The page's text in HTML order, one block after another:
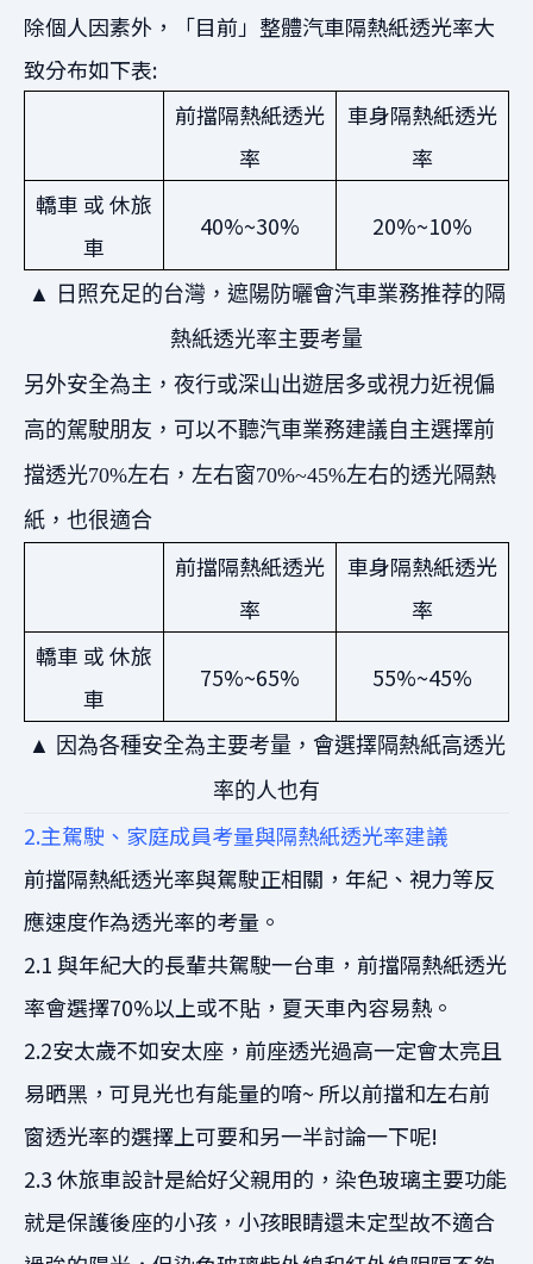
除個人因素外，「目前」整體汽車隔熱紙透光率大
致分布如下表:
前擋隔熱紙透光
率
車身隔熱紙透光
率
轎車 或 休旅
車
40%~30% 20%~10%
▲ 日照充足的台灣，遮陽防曬會汽車業務推荐的隔
熱紙透光率主要考量
另外安全為主，夜行或深山出遊居多或視力近視偏
高的駕駛朋友，可以不聽汽車業務建議自主選擇前
擋透光70%左右，左右窗70%~45%左右的透光隔熱
紙，也很適合
前擋隔熱紙透光
率
車身隔熱紙透光
率
轎車 或 休旅
車
75%~65% 55%~45%
▲ 因為各種安全為主要考量，會選擇隔熱紙高透光
率的人也有
2.主駕駛、家庭成員考量與隔熱紙透光率建議
前擋隔熱紙透光率與駕駛正相關，年紀、視力等反
應速度作為透光率的考量。
2.1 與年紀大的長輩共駕駛一台車，前擋隔熱紙透光
率會選擇70%以上或不貼，夏天車內容易熱。
2.2安太歲不如安太座，前座透光過高一定會太亮且
易晒黑，可見光也有能量的唷~ 所以前擋和左右前
窗透光率的選擇上可要和另一半討論一下呢!
2.3 休旅車設計是給好父親用的，染色玻璃主要功能
就是保護後座的小孩，小孩眼睛還未定型故不適合